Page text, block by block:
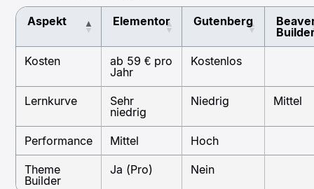
Aspekt Elementor Gutenberg
Kosten
ab 59 € pro
Jahr
Kostenlos
Lernkurve
Sehr
niedrig
Niedrig Mittel
Performance Mittel Hoch
Theme
Builder
Ja (Pro) Nein